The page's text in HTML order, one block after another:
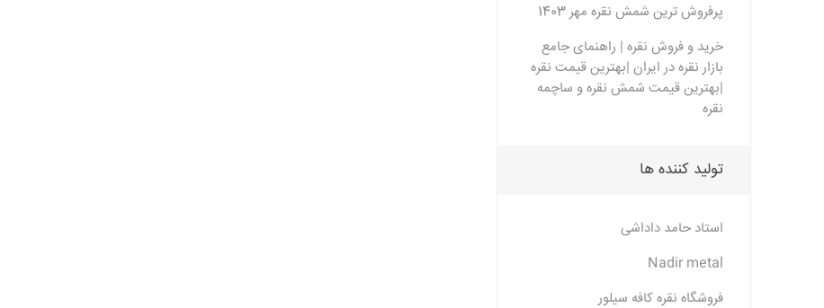
پرفروش ترین شمش نقره مهر 1403
خرید و فروش نقره | راهنمای جامع
بازار نقره در ایران |بهترین قیمت نقره
|بهترین قیمت شمش نقره و ساچمه
نقره
تولید کننده ها
استاد حامد داداشی
Nadir metal
فروشگاه نقره کافه سیلور